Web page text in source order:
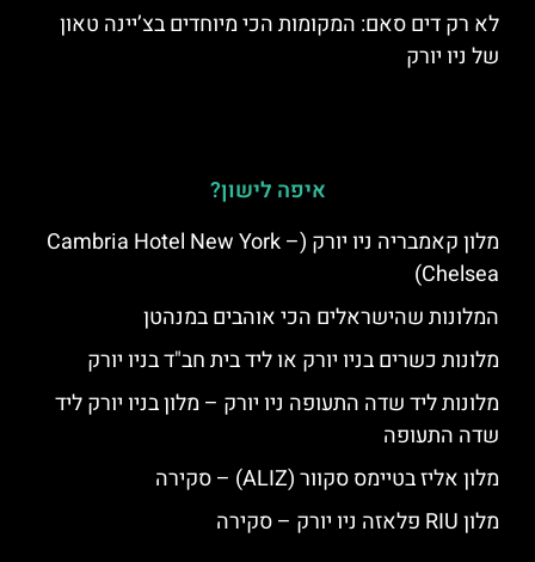
לא רק דים סאם: המקומות הכי מיוחדים בצ’יינה טאון
של ניו יורק
איפה לישון?
מלון קאמבריה ניו יורק (Cambria Hotel New York –
Chelsea)
המלונות שהישראלים הכי אוהבים במנהטן
מלונות כשרים בניו יורק או ליד בית חב"ד בניו יורק
מלונות ליד שדה התעופה ניו יורק – מלון בניו יורק ליד
שדה התעופה
מלון אליז בטיימס סקוור (ALIZ) – סקירה
מלון RIU פלאזה ניו יורק – סקירה